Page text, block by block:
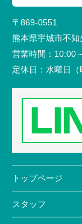
〒869-0551
熊本県宇城市不
営業時間： 10:00
定休日： 水曜日（
トップページ
スタッフ